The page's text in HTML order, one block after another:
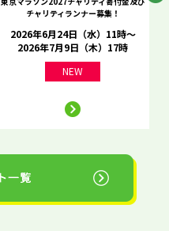
チャリティランナー募集！
2026年6月24日（水）11時～
2026年7月9日（木）17時
NEW